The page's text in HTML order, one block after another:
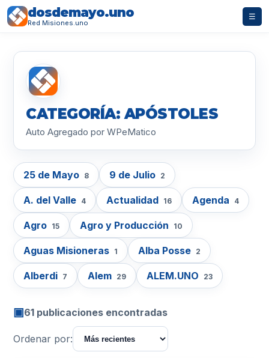
dosdemayo.uno
Red Misiones.uno
☰
CATEGORÍA: APÓSTOLES
Auto Agregado por WPeMatico
25 de Mayo 8 9 de Julio 2
A. del Valle 4 Actualidad 16 Agenda 4
Agro 15 Agro y Producción 10
Aguas Misioneras 1 Alba Posse 2
Alberdi 7 Alem 29 ALEM.UNO 23
▣61 publicaciones encontradas
Ordenar por: